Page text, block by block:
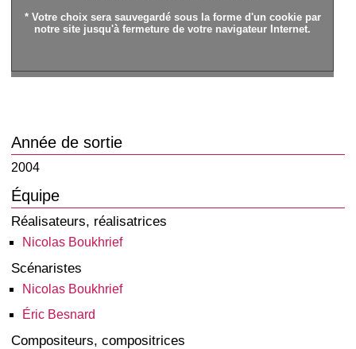
* Votre choix sera sauvegardé sous la forme d'un cookie par
notre site jusqu'à fermeture de votre navigateur Internet.
Année de sortie
2004
Équipe
Réalisateurs, réalisatrices
Nicolas Boukhrief
Scénaristes
Nicolas Boukhrief
Éric Besnard
Compositeurs, compositrices